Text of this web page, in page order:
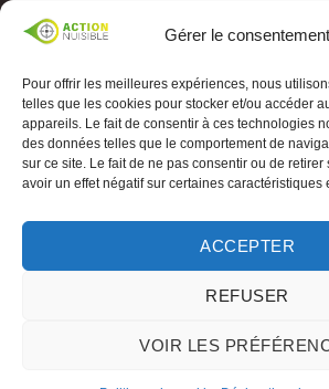
Gérer le consentement
Pour offrir les meilleures expériences, nous
telles que les cookies pour stocker et/ou accéder
appareils. Le fait de consentir à ces technologies
des données telles que le comportement de
sur ce site. Le fait de ne pas consentir ou de
avoir un effet négatif sur certaines caractéristiques
ACCEPTER
REFUSER
VOIR LES